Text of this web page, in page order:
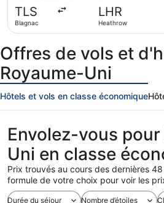
TLS
Blagnac
LHR
Heathrow
Offres de vols et
Royaume-Uni
Hôtels et vols en classe économique
Envolez-vous
Uni en classe
Prix trouvés au cours des dernières
formule de votre choix pour voir les
Durée du séjour Nombre d’étoiles